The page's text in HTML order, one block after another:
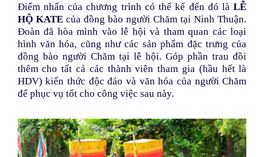
Điểm nhấn của chương trình có thể kể đến đó làLỄ
HỘ KATEcủa đồng bào người Chăm tại Ninh Thuận.
Đoàn đã hòa mình vào lễ hội và tham quan các loại
hình văn hóa, cũng như các sản phẩm đặc trưng của
đồng bào người Chăm tại lễ hội. Góp phần trau đồi
thêm cho tất cả các thành viên tham gia (hầu hết là
HDV) kiến thức độc đáo và văn hóa của người Chăm
để phục vụ tốt cho công việc sau này.